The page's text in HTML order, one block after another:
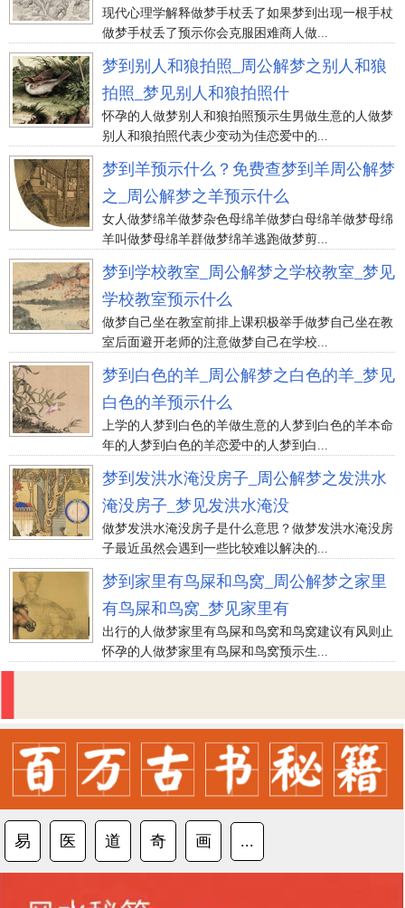
现代心理学解释做梦手杖丢了如果梦到出现一根手杖
做梦手杖丢了预示你会克服困难商人做...
梦到别人和狼拍照_周公解梦之别人和狼
拍照_梦见别人和狼拍照什
怀孕的人做梦别人和狼拍照预示生男做生意的人做梦
别人和狼拍照代表少变动为佳恋爱中的...
梦到羊预示什么？免费查梦到羊周公解梦
之_周公解梦之羊预示什么
女人做梦绵羊做梦杂色母绵羊做梦白母绵羊做梦母绵
羊叫做梦母绵羊群做梦绵羊逃跑做梦剪...
梦到学校教室_周公解梦之学校教室_梦见
学校教室预示什么
做梦自己坐在教室前排上课积极举手做梦自己坐在教
室后面避开老师的注意做梦自己在学校...
梦到白色的羊_周公解梦之白色的羊_梦见
白色的羊预示什么
上学的人梦到白色的羊做生意的人梦到白色的羊本命
年的人梦到白色的羊恋爱中的人梦到白...
梦到发洪水淹没房子_周公解梦之发洪水
淹没房子_梦见发洪水淹没
做梦发洪水淹没房子是什么意思？做梦发洪水淹没房
子最近虽然会遇到一些比较难以解决的...
梦到家里有鸟屎和鸟窝_周公解梦之家里
有鸟屎和鸟窝_梦见家里有
出行的人做梦家里有鸟屎和鸟窝和鸟窝建议有风则止
怀孕的人做梦家里有鸟屎和鸟窝预示生...
易 医 道 奇 画 ...